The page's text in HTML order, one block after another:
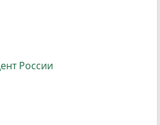
России